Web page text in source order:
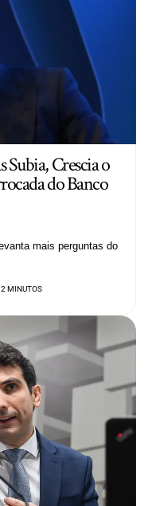
Subia, Crescia o
do Banco
mais perguntas do
MINUTOS